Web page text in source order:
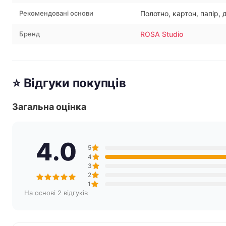
Рекомендовані основи Полотно, картон, папір,
Бренд ROSA Studio
⭐ Відгуки покупців
Загальна оцінка
4.0
На основі 2 відгуків
5
4
3
2
1